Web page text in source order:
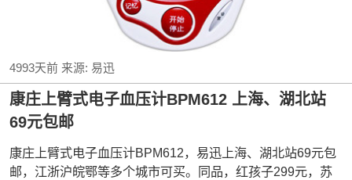
4993天前来源:易迅
康庄上臂式电子血压计BPM612 上海、湖北站
69元包邮
康庄上臂式电子血压计BPM612，易迅上海、湖北站69元包
邮，江浙沪皖鄂等多个城市可买。同品，红孩子299元，苏